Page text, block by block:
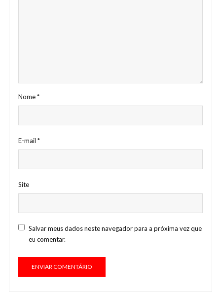
Nome*
E-mail *
Site
Salvar meus dados neste navegador para a próxima vez que
eu comentar.